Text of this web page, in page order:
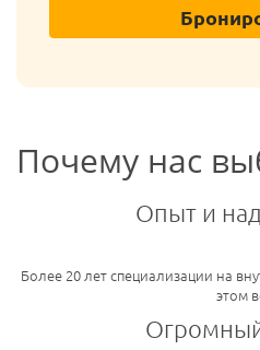
Почему нас
Опыт и
Более 20 лет специализации на
этом